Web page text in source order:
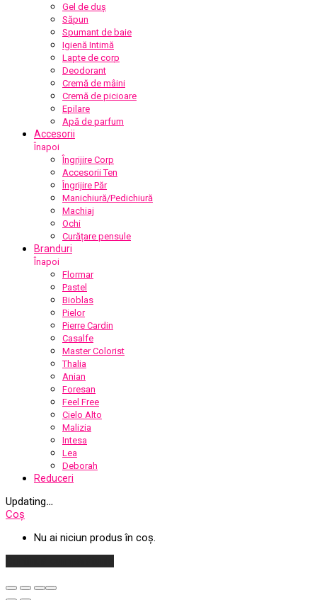
Gel de duș
Săpun
Spumant de baie
Igienă Intimă
Lapte de corp
Deodorant
Cremă de mâini
Cremă de picioare
Epilare
Apă de parfum
Accesorii
Înapoi
Îngrijire Corp
Accesorii Ten
Îngrijire Păr
Manichiură/Pedichiură
Machiaj
Ochi
Curățare pensule
Branduri
Înapoi
Flormar
Pastel
Bioblas
Pielor
Pierre Cardin
Casalfe
Master Colorist
Thalia
Anian
Foresan
Feel Free
Cielo Alto
Malizia
Intesa
Lea
Deborah
Reduceri
Updating…
Coș
Nu ai niciun produs în coș.